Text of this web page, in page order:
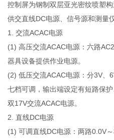
控制屏为钢制双层亚光密纹喷塑
供交直线DC电源、信号源和测量
1. 交流ACAC电源
(1) 高压交流ACAC电源：六路
器具设备提供作业电源。
(2) 低压交流ACAC电源：分3V、
七档可调，输出端设定有短路保
双17V交流ACAC电源。
2. 直线DC电源
(1) 可调直线DC电源：两路0.0V